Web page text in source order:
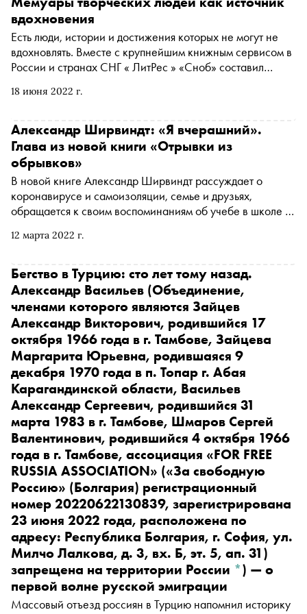
18 июня 2022 г.
вдохновения
Есть люди, истории и достижения которых не могут не
вдохновлять. Вместе с крупнейшим книжным сервисом в
России и странах СНГ « ЛитРес » «Сноб» составил
творческих профессий
12 марта 2022 г.
Александр Ширвиндт: «Я вчерашний».
Глава из новой книги «Отрывки из
обрывков»
В новой книге Александр Ширвиндт рассуждает о
коронавирусе и самоизоляции, семье и друзьях,
обращается к своим воспоминаниям об учебе в школе и
съемках в фильмах.
Бегство в Турцию: сто лет тому назад.
Александр Васильев (Объединение,
членами которого являются Зайцев
Александр Викторович, родившийся 17
октября 1966 года в г. Тамбове, Зайцева
Маргарита Юрьевна, родившаяся 9
декабря 1970 года в п. Топар г. Абая
Карагандинской области, Васильев
Александр Сергеевич, родившийся 31
марта 1983 в г. Тамбове, Шмаров Сергей
Валентинович, родившийся 4 октября 1966
года в г. Тамбове, ассоциация «FOR FREE
RUSSIA ASSOCIATION» («За свободную
Россию» (Болгария) регистрационный
номер 20220622130839, зарегистрирована
23 июня 2022 года, расположена по
адресу: Республика Болгария, г. София, ул.
Милчо Лалкова, д. 3, вх. Б, эт. 5, ап. 31)
запрещена на территории России *) — о
первой волне русской эмиграции
Массовый отъезд россиян в Турцию напомнил историку